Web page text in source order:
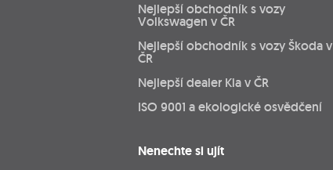
Nejlepší obchodník s vozy
Volkswagen v ČR
Nejlepší obchodník s vozy Škoda v
ČR
Nejlepší dealer Kia v ČR
ISO 9001 a ekologické osvědčení
Nenechte si ujít